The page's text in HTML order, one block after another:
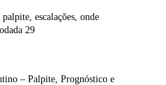
escalações, onde
29
– Palpite, Prognóstico e